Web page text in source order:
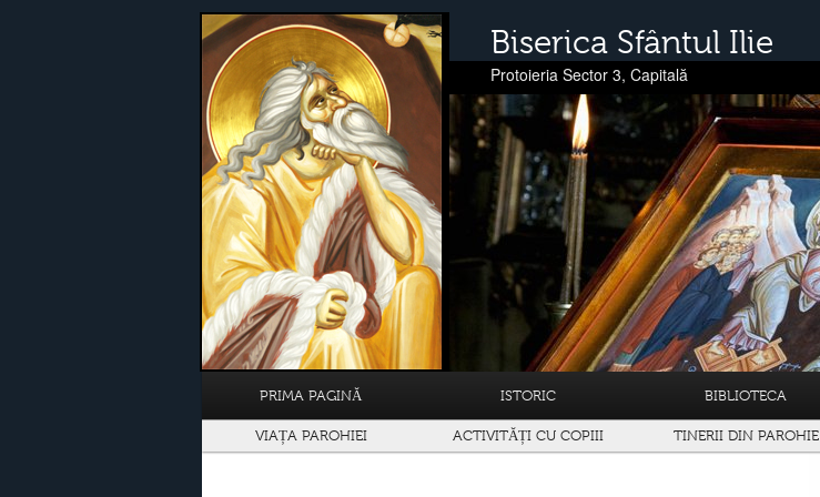
Biserica Sfântul Ilie
Protoieria Sector 3, Capitală
PRIMA PAGINĂ ISTORIC BIBLIOTECA
VIAȚA PAROHIEI ACTIVITĂȚI CU COPIII TINERII DIN PAROHIE